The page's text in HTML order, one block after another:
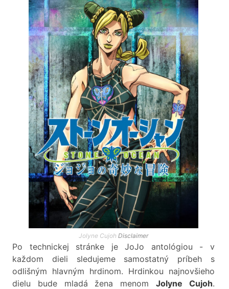
Jolyne Cujoh Disclaimer
Po technickej stránke je JoJo antológiou - v
každom dieli sledujeme samostatný príbeh s
odlišným hlavným hrdinom. Hrdinkou najnovšieho
dielu bude mladá žena menomJolyne Cujoh.